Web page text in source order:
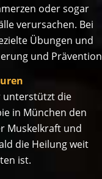
oder sogar
verursachen. Bei
Übungen und
und
unterstützt die
in München den
Muskelkraft und
die Heilung weit
ist.